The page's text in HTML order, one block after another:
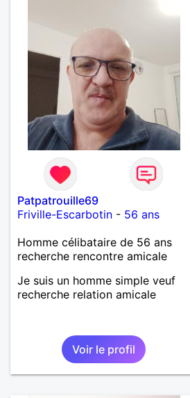
Patpatrouille69
Friville-Escarbotin- 56 ans
Homme célibataire de 56 ans
recherche rencontre amicale
Je suis un homme simple veuf
recherche relation amicale
Voir le profil